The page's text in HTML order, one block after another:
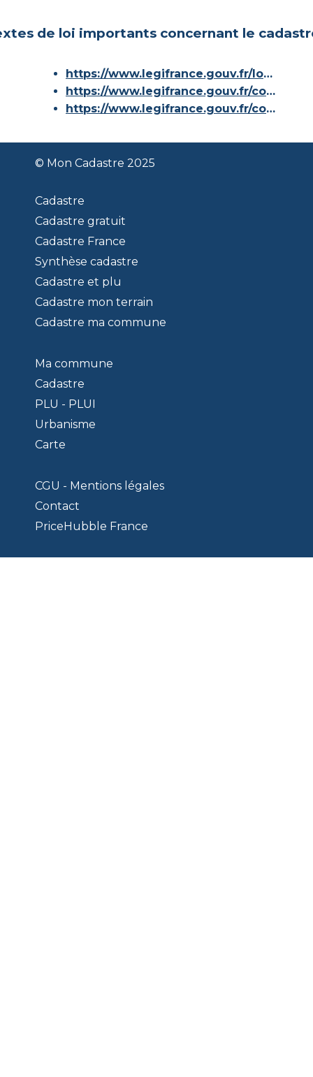
de loi importants concernant le
https://www.legifrance.gouv.fr/loda/id/JORFTEXT000000686267/
https://www.legifrance.gouv.fr/codes/article_lc/LEGIARTI000036588629/
https://www.legifrance.gouv.fr/codes/id/LEGISCTA000006180153/
© Mon Cadastre 2025
Cadastre
Cadastre gratuit
Cadastre France
Synthèse cadastre
Cadastre et plu
Cadastre mon terrain
Cadastre ma commune
Ma commune
Cadastre
PLU - PLUI
Urbanisme
Carte
CGU - Mentions légales
Contact
PriceHubble France